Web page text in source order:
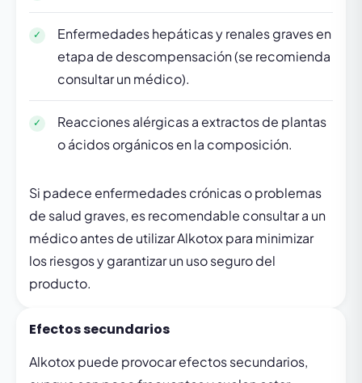
Enfermedades hepáticas y renales graves en
etapa de descompensación (se recomienda
consultar un médico).
Reacciones alérgicas a extractos de plantas
o ácidos orgánicos en la composición.
Si padece enfermedades crónicas o problemas
de salud graves, es recomendable consultar a un
médico antes de utilizar Alkotox para minimizar
los riesgos y garantizar un uso seguro del
producto.
Efectos secundarios
Alkotox puede provocar efectos secundarios,